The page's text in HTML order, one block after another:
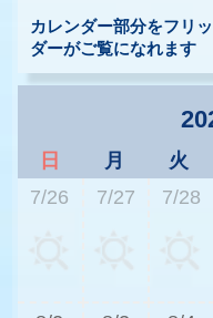
カレンダー部分をフリ
ダーがご覧になれます
日 月 火
7/26
7/27 7/28